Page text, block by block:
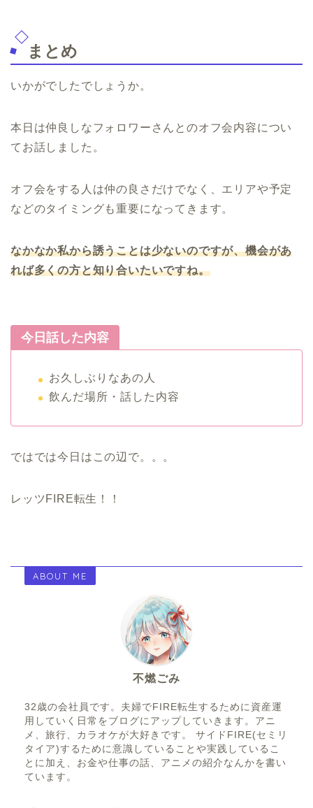
まとめ
いかがでしたでしょうか。
本日は仲良しなフォロワーさんとのオフ会内容につい
てお話しました。
オフ会をする人は仲の良さだけでなく、エリアや予定
などのタイミングも重要になってきます。
なかなか私から誘うことは少ないのですが、機会があ
れば多くの方と知り合いたいですね。
今日話した内容
お久しぶりなあの人
飲んだ場所・話した内容
ではでは今日はこの辺で。。。
レッツFIRE転生！！
ABOUT ME
不燃ごみ
32歳の会社員です。夫婦でFIRE転生するために資産運
用していく日常をブログにアップしていきます。アニ
メ、旅行、カラオケが大好きです。 サイドFIRE(セミリ
タイア)するために意識していることや実践しているこ
とに加え、お金や仕事の話、アニメの紹介なんかを書い
ています。